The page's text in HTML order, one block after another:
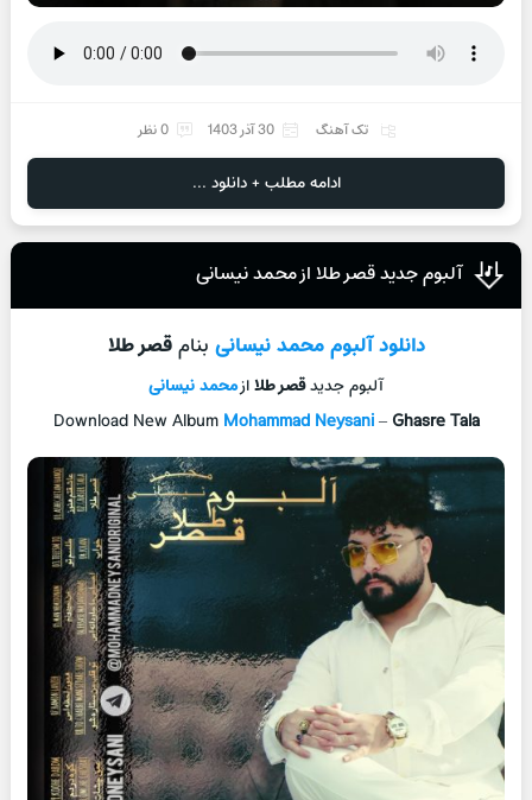
تک آهنگ 30 آذر 1403 0 نظر
ادامه مطلب + دانلود ...
آلبوم جدید قصر طلا از محمد نیسانی
دانلود آلبوممحمد نیسانی بنامقصر طلا
آلبوم جدیدقصر طلاازمحمد نیسانی
Download New Album Mohammad Neysani– Ghasre Tala